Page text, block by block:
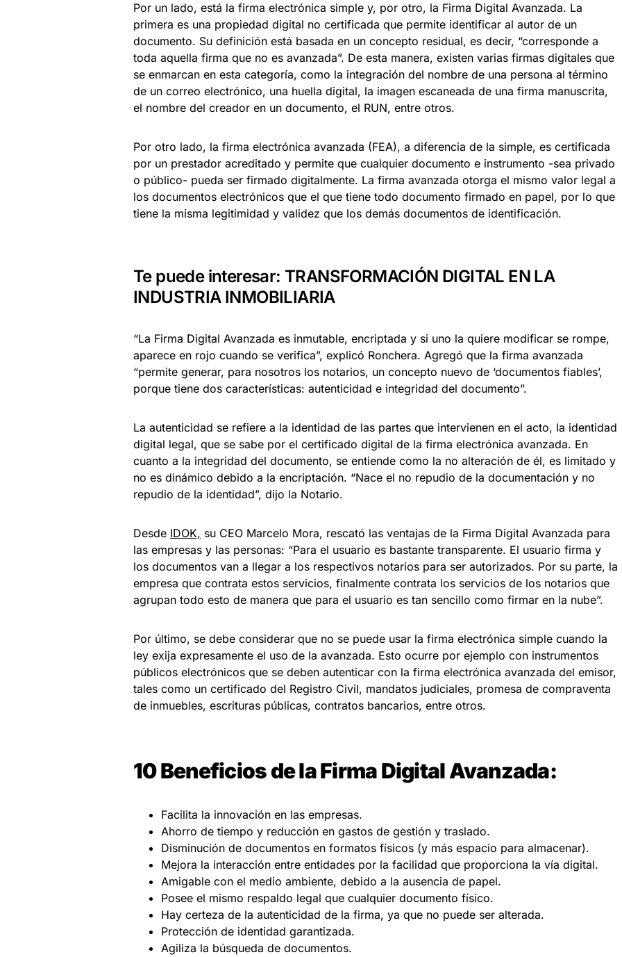
Por un lado, está la firma electrónica simple y, por otro, la Firma Digital Avanzada. La
primera es una propiedad digital no certificada que permite identificar al autor de un
documento. Su definición está basada en un concepto residual, es decir, “corresponde a
toda aquella firma que no es avanzada”. De esta manera, existen varias firmas digitales que
se enmarcan en esta categoría, como la integración del nombre de una persona al término
de un correo electrónico, una huella digital, la imagen escaneada de una firma manuscrita,
el nombre del creador en un documento, el RUN, entre otros.
Por otro lado, la firma electrónica avanzada (FEA), a diferencia de la simple, es certificada
por un prestador acreditado y permite que cualquier documento e instrumento -sea privado
o público- pueda ser firmado digitalmente. La firma avanzada otorga el mismo valor legal a
los documentos electrónicos que el que tiene todo documento firmado en papel, por lo que
tiene la misma legitimidad y validez que los demás documentos de identificación.
Te puede interesar: TRANSFORMACIÓN DIGITAL EN LA
INDUSTRIA INMOBILIARIA
“La Firma Digital Avanzada es inmutable, encriptada y si uno la quiere modificar se rompe,
aparece en rojo cuando se verifica”, explicó Ronchera. Agregó que la firma avanzada
“permite generar, para nosotros los notarios, un concepto nuevo de ‘documentos fiables’,
porque tiene dos características: autenticidad e integridad del documento”.
La autenticidad se refiere a la identidad de las partes que intervienen en el acto, la identidad
digital legal, que se sabe por el certificado digital de la firma electrónica avanzada. En
cuanto a la integridad del documento, se entiende como la no alteración de él, es limitado y
no es dinámico debido a la encriptación. “Nace el no repudio de la documentación y no
repudio de la identidad”, dijo la Notario.
Desde IDOK, su CEO Marcelo Mora, rescató las ventajas de la Firma Digital Avanzada para
las empresas y las personas: “Para el usuario es bastante transparente. El usuario firma y
los documentos van a llegar a los respectivos notarios para ser autorizados. Por su parte, la
empresa que contrata estos servicios, finalmente contrata los servicios de los notarios que
agrupan todo esto de manera que para el usuario es tan sencillo como firmar en la nube”.
Por último, se debe considerar que no se puede usar la firma electrónica simple cuando la
ley exija expresamente el uso de la avanzada. Esto ocurre por ejemplo con instrumentos
públicos electrónicos que se deben autenticar con la firma electrónica avanzada del emisor,
tales como un certificado del Registro Civil, mandatos judiciales, promesa de compraventa
de inmuebles, escrituras públicas, contratos bancarios, entre otros.
10 Beneficios de la Firma Digital Avanzada:
Facilita la innovación en las empresas.
Ahorro de tiempo y reducción en gastos de gestión y traslado.
Disminución de documentos en formatos físicos (y más espacio para almacenar).
Mejora la interacción entre entidades por la facilidad que proporciona la vía digital.
Amigable con el medio ambiente, debido a la ausencia de papel.
Posee el mismo respaldo legal que cualquier documento físico.
Hay certeza de la autenticidad de la firma, ya que no puede ser alterada.
Protección de identidad garantizada.
Agiliza la búsqueda de documentos.